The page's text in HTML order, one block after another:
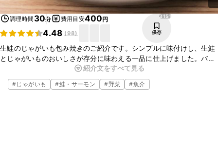
調理時間 30分 費用目安400円
4.48 (98)
3151
保存
生鮭のじゃがいも包み焼きのご紹介です。シンプルに味付けし、生鮭
とじゃがいものおいしさが存分に味わえる一品に仕上げました。バ
ターでカリカリに焼いたじゃがいもと、ふっくらジューシーな生鮭が
相性抜群です。簡単なのに見た目もおしゃれな一品に仕上がります
よ。ぜひお試しくださいね。
紹介文をすべて見る
#じゃがいも #鮭・サーモン #野菜 #魚介